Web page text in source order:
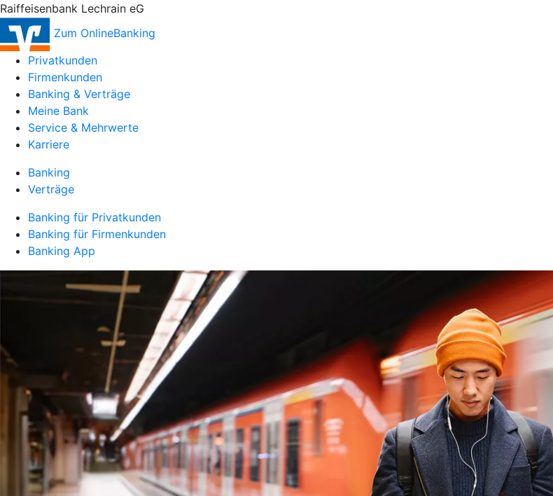
Raiffeisenbank Lechrain eG
Zum OnlineBanking
Privatkunden
Firmenkunden
Banking & Verträge
Meine Bank
Service & Mehrwerte
Karriere
Banking
Verträge
Banking für Privatkunden
Banking für Firmenkunden
Banking App